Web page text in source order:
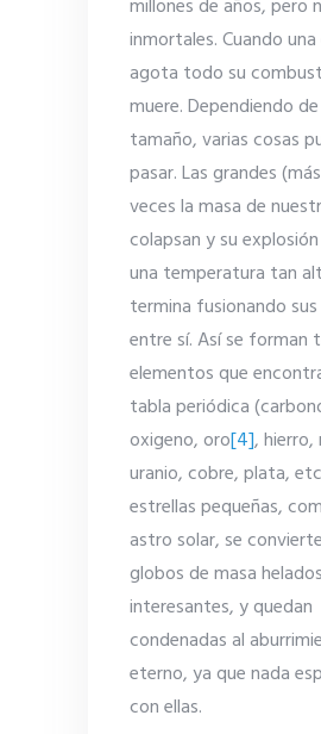
millones de años, pero
inmortales. Cuando
agota todo su
muere. Dependiendo
tamaño, varias cosas
pasar. Las grandes
veces la masa de
colapsan y su
una temperatura tan
termina fusionando
entre sí. Así se forman
elementos que
tabla periódica
oxigeno, oro[4], hierro,
uranio, cobre, plata,
estrellas pequeñas,
astro solar, se
globos de masa
interesantes, y quedan
condenadas al
eterno, ya que nada
con ellas.